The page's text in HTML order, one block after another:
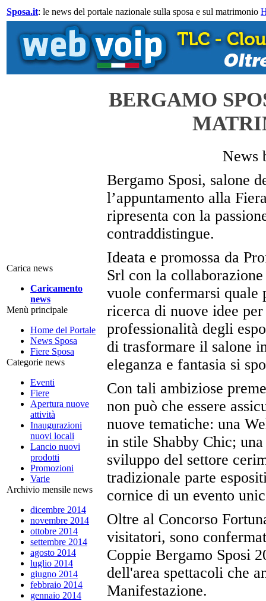
Sposa.it: le news del portale nazionale sulla sposa e sul matrimonio
Carica news
Caricamento
news
Menù principale
Home del Portale
News Sposa
Fiere Sposa
Categorie news
Eventi
Fiere
Apertura nuove
attività
Inaugurazioni
nuovi locali
Lancio nuovi
prodotti
Promozioni
Varie
Archivio mensile news
dicembre 2014
novembre 2014
ottobre 2014
settembre 2014
agosto 2014
luglio 2014
giugno 2014
febbraio 2014
gennaio 2014
BERGAMO
News
Bergamo Sposi, salone
l’appuntamento alla
ripresenta con la
contraddistingue.
Ideata e promossa da
Srl con la
vuole confermarsi
ricerca di nuove idee
professionalità degli
di trasformare il salone
eleganza e fantasia si
Con tali ambiziose
non può che essere
nuove tematiche: una
in stile Shabby Chic;
sviluppo del settore
tradizionale parte
cornice di un evento
Oltre al Concorso
visitatori, sono
Coppie Bergamo Sposi
dell'area spettacoli che
Manifestazione.